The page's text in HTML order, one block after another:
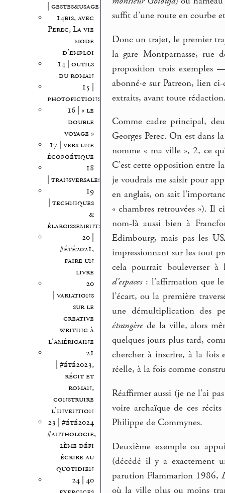
| gestes&usages
14bis, avec
Perec, La vie
mode
d’emploi
14 | outils
du roman
15 |
photofictions
16 | « le
double
voyage »
17 | vers une
écopoétique
18
| transversales
19
| techniques
&
élargissements
20 |
#été2021,
faire un
livre
20
| variations
sur le
creative
writing à
l’américaine
21
| #été2023,
récit et
roman,
construire
l’invention
23 | #été2024
#anthologie,
2ème défi
écrire au
quotidien
24 | 40
suffit d’une route en courbe
Donc un trajet, le premier
la gare Montparnasse, rue
proposition trois exemples
abonné·e sur Patreon, lien
extraits, avant toute
Comme cadre principal,
Georges Perec. On est dans
nomme « ma ville », 2, ce
C’est cette opposition entre
je voudrais me saisir pour
en anglais, on sait
« chambres retrouvées »). Il
nom-là aussi bien à
Edimbourg, mais pas les
impressionnant sur les tout
cela pourrait bouleverser
d’espaces: l’affirmation que
l’écart, ou la première
une démultiplication des
étrangère de la ville, alors
quelques jours plus tard,
chercher à inscrire, à la fois
réelle, à la fois comme
Réaffirmer aussi (je ne l’ai
voire archaïque de ces
Philippe de Commynes.
Deuxième exemple ou
(décédé il y a exactement
parution Flammarion 1986,
où la ville plus ou moins